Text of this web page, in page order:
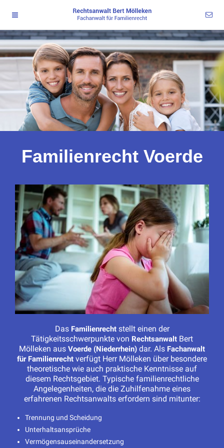
Familienrecht Voerde
Das Familienrechtstellt einen der
Tätigkeitsschwerpunkte von Rechtsanwalt Bert
Mölleken aus Voerde (Niederrhein) dar. Als Fachanwalt
für Familienrecht verfügt Herr Mölleken über besondere
theoretische wie auch praktische Kenntnisse auf
diesem Rechtsgebiet. Typische familienrechtliche
Angelegenheiten, die die Zuhilfenahme eines
erfahrenen Rechtsanwalts erfordern sind mitunter:
Trennung und Scheidung
Unterhaltsansprüche
Vermögensauseinandersetzung